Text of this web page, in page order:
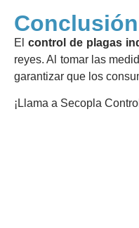
Conclusión
Elcontrol de plagas
reyes. Al tomar las
garantizar que los
¡Llama a Secopla